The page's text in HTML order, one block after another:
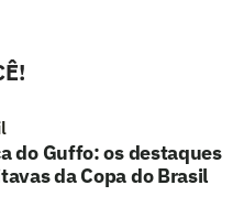
do Guffo: os destaques
da Copa do Brasil